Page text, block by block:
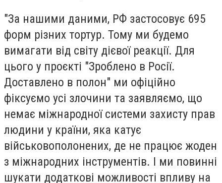
"За нашими даними, РФ застосовує 695
форм різних тортур. Тому ми будемо
вимагати від світу дієвої реакції. Для
цього у проєкті "Зроблено в Росії.
Доставлено в полон" ми офіційно
фіксуємо усі злочини та заявляємо, що
немає міжнародної системи захисту прав
людини у країни, яка катує
військовополонених, де не працює жоден
з міжнародних інструментів. І ми повинні
шукати додаткові можливості впливу на